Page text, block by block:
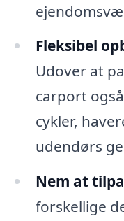
Fleksibel
Udover at
carport
cykler,
udendørs
Nem at
forskellige